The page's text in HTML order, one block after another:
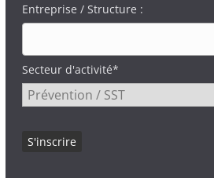
Entreprise / Structure :
Secteur d'activité*